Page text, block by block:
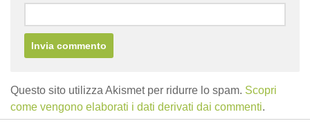
Questo sito utilizza Akismet per ridurre lo spam. Scopri
come vengono elaborati i dati derivati dai commenti.